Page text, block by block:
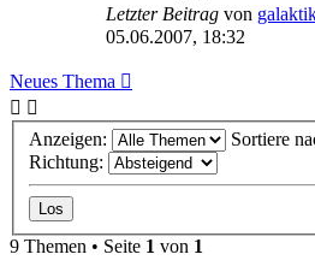
Letzter Beitrag von
05.06.2007, 18:32
Neues Thema
Anzeigen:
Sortiere
Richtung:
9 Themen • Seite 1 von 1